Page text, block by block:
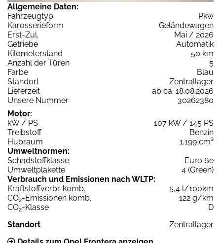
Allgemeine Daten:
Fahrzeugtyp
Pkw
Karosserieform
Geländewagen
Erst-Zul.
Mai / 2026
Getriebe
Automatik
Kilometerstand
50 km
Anzahl der Türen
5
Farbe
Blau
Standort
Zentrallager
Lieferzeit
ab ca. 18.08.2026
Unsere Nummer
30262380
Motor:
kW / PS
107 kW / 145 PS
Treibstoff
Benzin
Hubraum
1.199 cm³
Umweltnormen:
Schadstoffklasse
Euro 6e
Umweltplakette
4 (Green)
Verbrauch und Emissionen nach WLTP:
Kraftstoffverbr. komb.
5,4 l/100km
CO2-Emissionen komb.
122 g/km
CO2-Klasse
D
Standort
Zentrallager